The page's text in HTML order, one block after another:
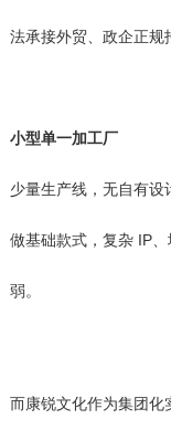
法承接外贸、政企正规
小型单一加工厂
少量生产线，无自有
做基础款式，复杂 IP
弱。
而康锐文化作为集团化